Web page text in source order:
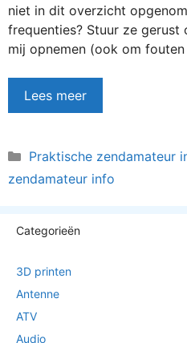
niet in dit overzicht
frequenties? Stuur ze gerust
mij opnemen (ook om
Lees meer
Categorieën
Praktische zendamateur
zendamateur info
Categorieën
3D printen
Antenne
ATV
Audio